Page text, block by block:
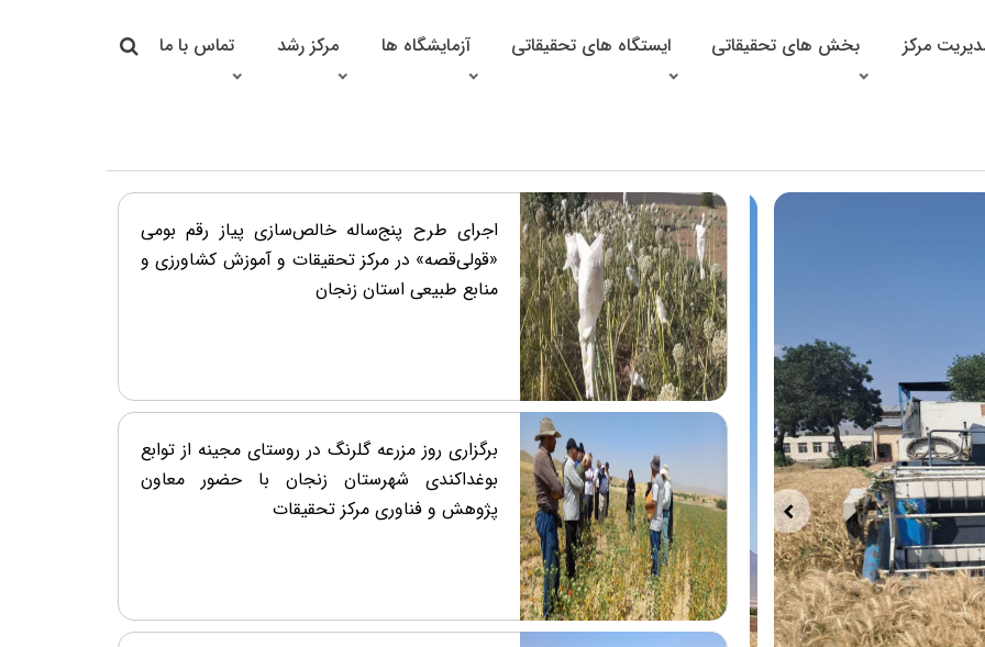
مرکز بخش های تحقیقاتی ایستگاه های تحقیقاتی آزمایشگاه ها مرکز رشد تماس با ما جستجو
اجرای طرح پنج‌ساله خالص‌سازی پیاز رقم بومی
«قولی‌قصه» در مرکز تحقیقات و آموزش کشاورزی و
منابع طبیعی استان زنجان
برگزاری روز مزرعه گلرنگ در روستای مجینه از توابع
بوغداکندی شهرستان زنجان با حضور معاون
پژوهش و فناوری مرکز تحقیقات